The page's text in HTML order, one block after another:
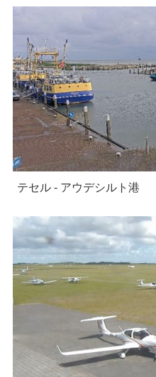
テセル - アウデシルト港